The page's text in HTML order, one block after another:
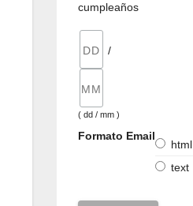
cumpleaños
/
( dd / mm )
Formato Email
html
text